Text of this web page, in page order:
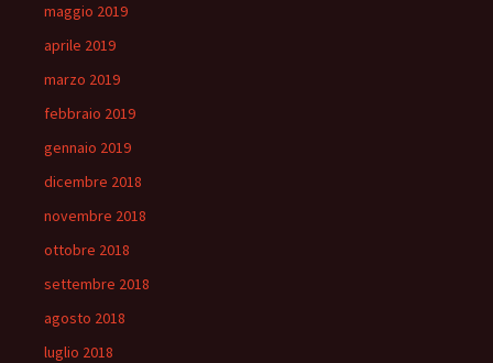
maggio 2019
aprile 2019
marzo 2019
febbraio 2019
gennaio 2019
dicembre 2018
novembre 2018
ottobre 2018
settembre 2018
agosto 2018
luglio 2018